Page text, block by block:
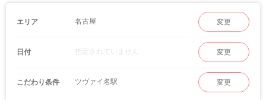
エリア 名古屋 変更
日付 指定されていません 変更
こだわり条件 ツヴァイ名駅 変更